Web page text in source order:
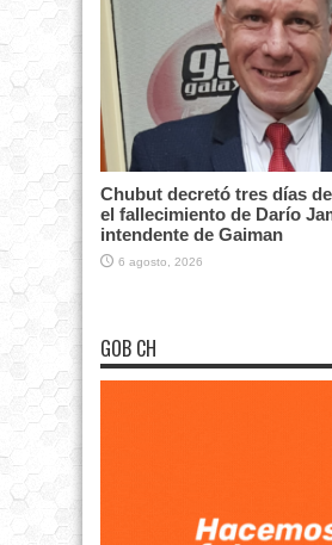
Chubut decretó tres días
el fallecimiento de Darío
intendente de Gaiman
6 agosto, 2026
GOB CH